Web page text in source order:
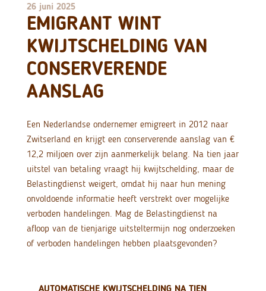
26 juni 2025
EMIGRANT WINT
KWIJTSCHELDING VAN
CONSERVERENDE
AANSLAG
Een Nederlandse ondernemer emigreert in 2012 naar
Zwitserland en krijgt een conserverende aanslag van €
12,2 miljoen over zijn aanmerkelijk belang. Na tien jaar
uitstel van betaling vraagt hij kwijtschelding, maar de
Belastingdienst weigert, omdat hij naar hun mening
onvoldoende informatie heeft verstrekt over mogelijke
verboden handelingen. Mag de Belastingdienst na
afloop van de tienjarige uitsteltermijn nog onderzoeken
of verboden handelingen hebben plaatsgevonden?
AUTOMATISCHE KWIJTSCHELDING NA TIEN